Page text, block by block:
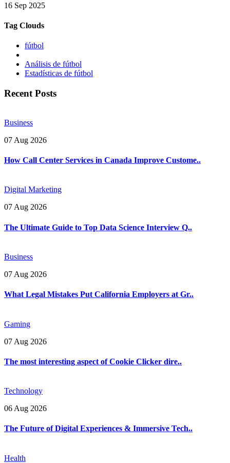
16 Sep 2025
Tag Clouds
fútbol
Análisis de fútbol
Estadísticas de fútbol
Recent Posts
Business
07 Aug 2026
How Call Center Services in Canada Improve Custome..
Digital Marketing
07 Aug 2026
The Ultimate Guide to Top Data Science Interview Q..
Business
07 Aug 2026
What Legal Mistakes Put California Employers at Gr..
Gaming
07 Aug 2026
The most interesting aspect of Cookie Clicker dire..
Technology
06 Aug 2026
The Future of Digital Experiences & Immersive Tech..
Health